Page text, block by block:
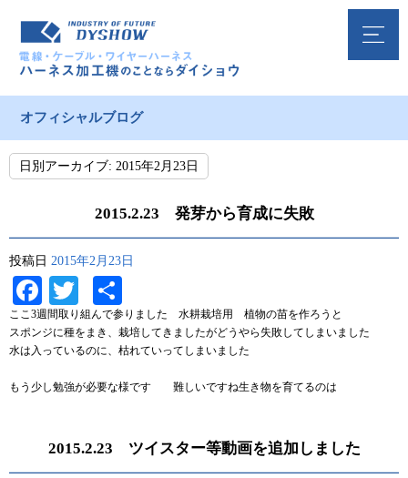
オフィシャルブログ
日別アーカイブ: 2015年2月23日
2015.2.23 発芽から育成に失敗
投稿日 2015年2月23日
Facebook
Twitter
有
ここ3週間取り組んで参りました 水耕栽培用 植物の苗を作ろうと
スポンジに種をまき、栽培してきましたがどうやら失敗してしまいました
水は入っているのに、枯れていってしまいました
もう少し勉強が必要な様です 難しいですね生き物を育てるのは
2015.2.23 ツイスター等動画を追加しました